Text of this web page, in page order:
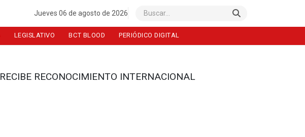
Jueves 06 de agosto de 2026 Buscar
LEGISLATIVO BCT BLOOD PERIÓDICO DIGITAL